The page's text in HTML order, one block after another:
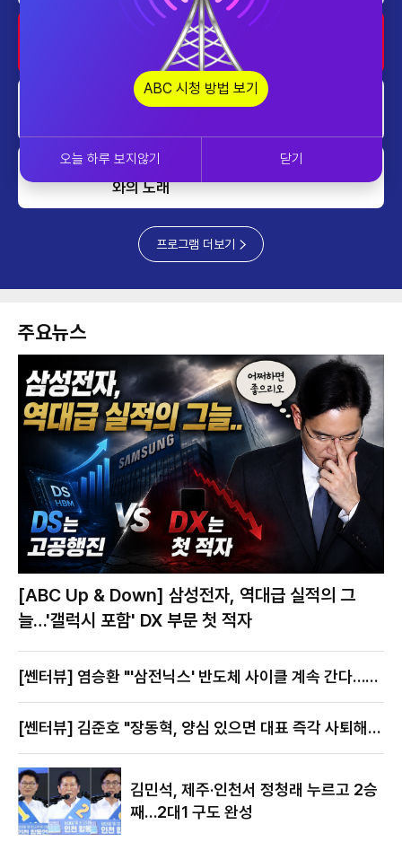
ABC스페셜_ABC개국세레머니
ABC스페셜_ABC개국포럼 1부
ABC 개국 특집 다큐멘터리 잿빛 기
와의 노래
프로그램 더보기
주요뉴스
[ABC Up & Down] 삼성전자, 역대급 실적의 그
늘…'갤럭시 포함' DX 부문 첫 적자
[쎈터뷰] 염승환 "'삼전닉스' 반도체 사이클 계속 간다…지
금이 절호의 찬스"
[쎈터뷰] 김준호 "장동혁, 양심 있으면 대표 즉각 사퇴해
야"
김민석, 제주·인천서 정청래 누르고 2승
째…2대1 구도 완성
ABC 시청 방법 보기
오늘 하루 보지않기 닫기